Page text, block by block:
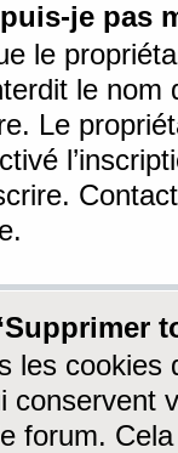
je pas
le
le nom
Le
les cookies
conservent
forum.